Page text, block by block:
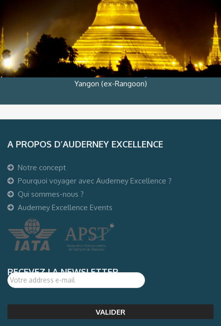
Yangon (ex-Rangoon)
A PROPOS D’AUDERNEY EXCELLENCE
Notre concept
Pourquoi voyager avec Auderney Excellence ?
Qui sommes-nous ?
Auderney Excellence Events
RECEVEZ LA NEWSLETTER